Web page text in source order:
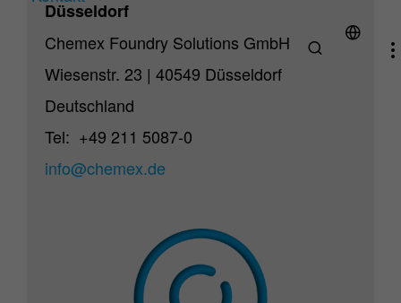
Düsseldorf
Chemex Foundry Solutions GmbH
Wiesenstr. 23 | 40549 Düsseldorf
Deutschland
Tel: +49 211 5087-0
info@chemex.de